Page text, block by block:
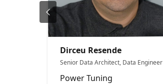
Dirceu Resende
Senior Data Architect, Data Engineer
Power Tuning